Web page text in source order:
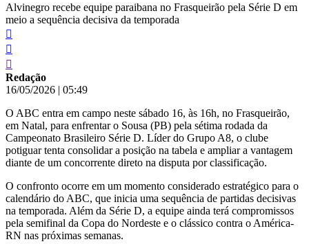
Alvinegro recebe equipe paraibana no Frasqueirão pela Série D em
meio a sequência decisiva da temporada
Redação
16/05/2026 | 05:49
O ABC entra em campo neste sábado 16, às 16h, no Frasqueirão,
em Natal, para enfrentar o Sousa (PB) pela sétima rodada da
Campeonato Brasileiro Série D. Líder do Grupo A8, o clube
potiguar tenta consolidar a posição na tabela e ampliar a vantagem
diante de um concorrente direto na disputa por classificação.
O confronto ocorre em um momento considerado estratégico para o
calendário do ABC, que inicia uma sequência de partidas decisivas
na temporada. Além da Série D, a equipe ainda terá compromissos
pela semifinal da Copa do Nordeste e o clássico contra o América-
RN nas próximas semanas.